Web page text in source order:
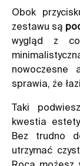
Obok
zestawu są
wygląd z
nowoczesne
sprawia, że
Taki
kwestia
Bez trudno
utrzymać